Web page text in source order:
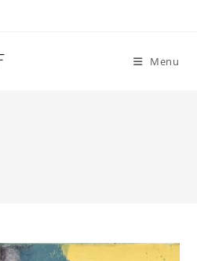
Menu